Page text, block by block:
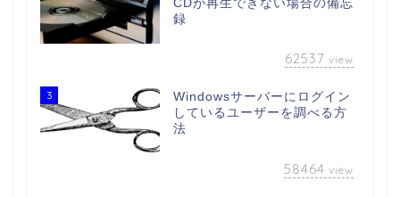
CDが再生できない場合の備忘
録
62537 view
3
Windowsサーバーにログイン
しているユーザーを調べる方
法
58464 view